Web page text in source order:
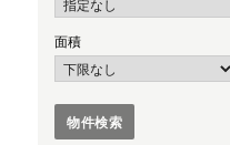
面積